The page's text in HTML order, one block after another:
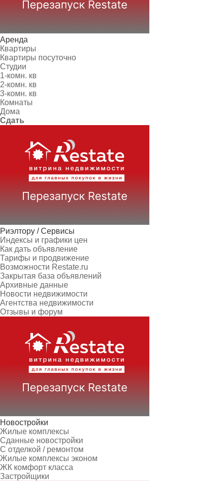
Аренда
Квартиры
Квартиры посуточно
Студии
1-комн. кв
2-комн. кв
3-комн. кв
Комнаты
Дома
Сдать
Риэлтору / Сервисы
Индексы и графики цен
Как дать объявление
Тарифы и продвижение
Возможности Restate.ru
Закрытая база объявлений
Архивные данные
Новости недвижимости
Агентства недвижимости
Отзывы и форум
Новостройки
Жилые комплексы
Сданные новостройки
С отделкой / ремонтом
Жилые комплексы эконом
ЖК комфорт класса
Застройщики